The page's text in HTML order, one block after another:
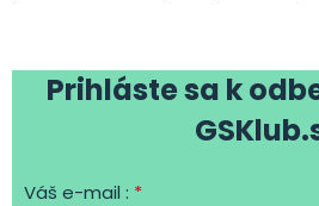
Prihláste sa k
Váš e-mail : *